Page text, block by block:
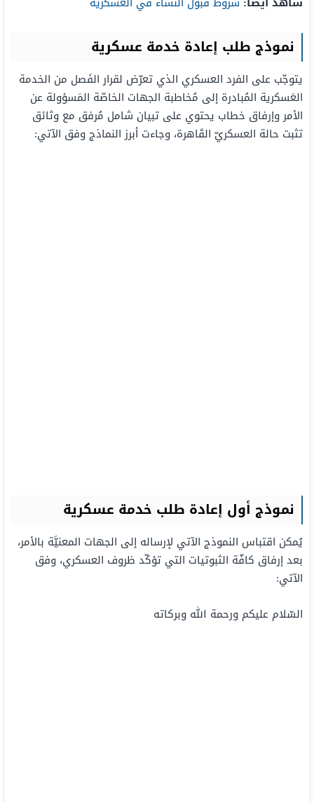
نموذج طلب إعادة خدمة عسكرية
يتوجّب على الفرد العسكري الذي تعرّض لقرار الفَصل من الخدمة
العَسكرية المُبادرة إلى مُخاطبة الجهات الخاصّة المَسؤولة عن
الأمر وإرفاق خطاب يحتوي على تبيان شامل مُرفق مع وثائق
تثبت حالة العسكريّ القَاهرة، وجاءت أبرز النماذج وفق الآتي:
نموذج أول إعادة طلب خدمة عسكرية
يُمكن اقتباس النموذج الآتي لإرساله إلى الجهات المعنيَّة بالأمر،
بعد إرفاق كافّة الثبوتيات التي تؤكّد ظروف العسكري، وفق
الآتي:
السّلام عليكم ورحمة الله وبركاته